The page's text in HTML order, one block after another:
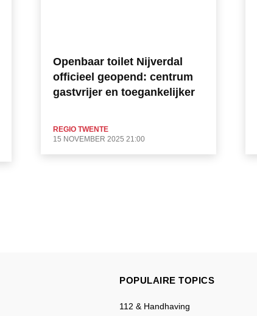
Openbaar toilet Nijverdal
officieel geopend: centrum
gastvrijer en toegankelijker
REGIO TWENTE
15 NOVEMBER 2025 21:00
POPULAIRE TOPICS
112 & Handhaving